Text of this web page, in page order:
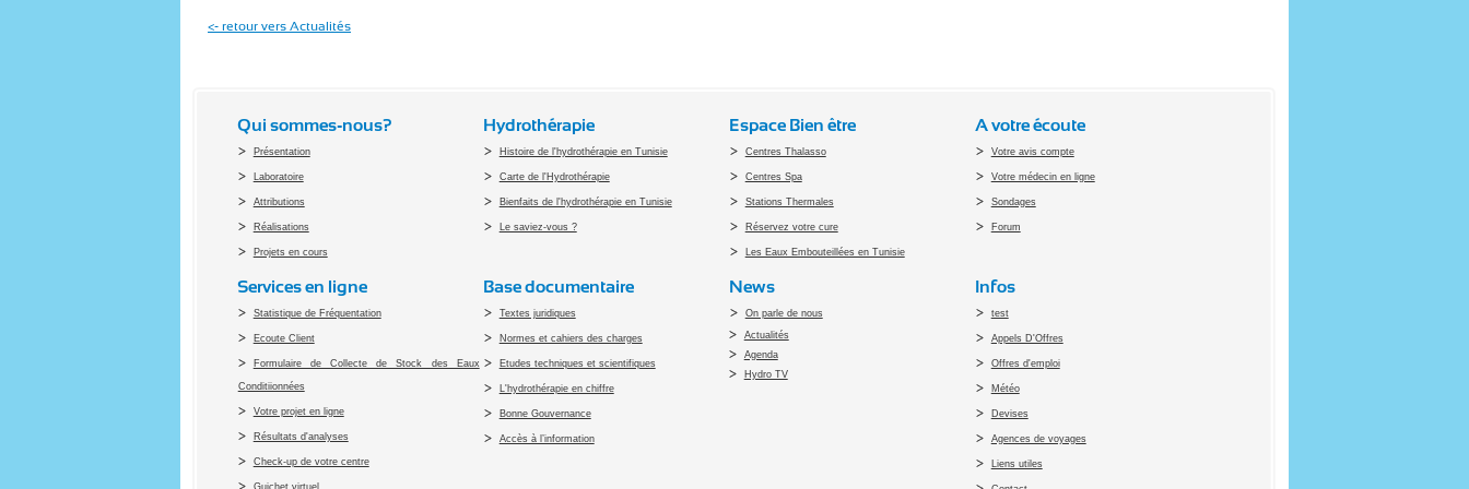
<- retour vers Actualités
Qui sommes-nous?
Présentation
Laboratoire
Attributions
Réalisations
Projets en cours
Hydrothérapie
Histoire de l'hydrothérapie en Tunisie
Carte de l'Hydrothérapie
Bienfaits de l'hydrothérapie en Tunisie
Le saviez-vous ?
Espace Bien être
Centres Thalasso
Centres Spa
Stations Thermales
Réservez votre cure
Les Eaux Embouteillées en Tunisie
A votre écoute
Votre avis compte
Votre médecin en ligne
Sondages
Forum
Services en ligne
Statistique de Fréquentation
Ecoute Client
Formulaire de Collecte de Stock des Eaux
Conditiionnées
Votre projet en ligne
Résultats d'analyses
Check-up de votre centre
Guichet virtuel
Base documentaire
Textes juridiques
Normes et cahiers des charges
Etudes techniques et scientifiques
L'hydrothérapie en chiffre
Bonne Gouvernance
Accès à l’information
News
On parle de nous
Actualités
Agenda
Hydro TV
Infos
test
Appels D'Offres
Offres d'emploi
Météo
Devises
Agences de voyages
Liens utiles